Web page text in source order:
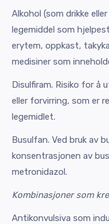
Alkohol (som drikke
legemiddel som
erytem, oppkast,
medisiner som
Disulfiram. Risiko for å
eller forvirring, som er
legemidlet.
Busulfan. Ved bruk av
konsentrasjonen av
metronidazol.
Kombinasjoner som
Antikonvulsiva som